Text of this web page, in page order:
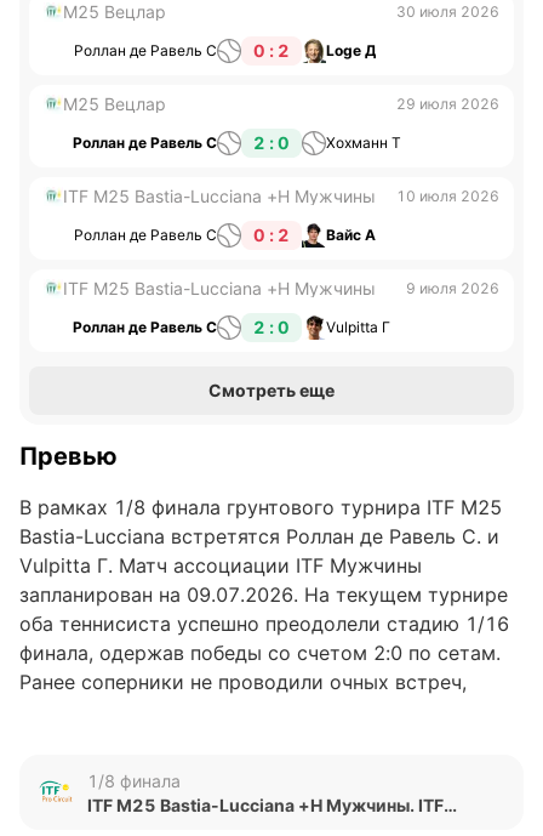
M25 Вецлар 30 июля 2026
Роллан де Равель С 0 : 2 Loge Д
M25 Вецлар 29 июля 2026
Роллан де Равель С 2 : 0 Хохманн Т
ITF M25 Bastia-Lucciana +H Мужчины 10 июля 2026
Роллан де Равель С 0 : 2 Вайс А
ITF M25 Bastia-Lucciana +H Мужчины 9 июля 2026
Роллан де Равель С 2 : 0 Vulpitta Г
Смотреть еще
Превью
В рамках 1/8 финала грунтового турнира ITF M25
Bastia-Lucciana встретятся Роллан де Равель С. и
Vulpitta Г. Матч ассоциации ITF Мужчины
запланирован на 09.07.2026. На текущем турнире
оба теннисиста успешно преодолели стадию 1/16
финала, одержав победы со счетом 2:0 по сетам.
Ранее соперники не проводили очных встреч,
778-е место в рейтинге ATP, тогда как Vulpitta Г.
находится на 1525-й позиции.
1/8 финала
ITF M25 Bastia-Lucciana +H Мужчины. ITF